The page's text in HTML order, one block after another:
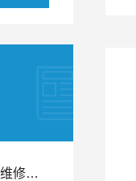
4×185 电力电缆高阻故障检测维修案例：四指套刀片划痕引发间歇性跳闸精准排查